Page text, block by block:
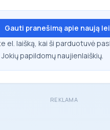
Gauti pranešimą apie naują
el. laišką, kai ši parduotuvė
papildomų naujienlaiškių.
REKLAMA